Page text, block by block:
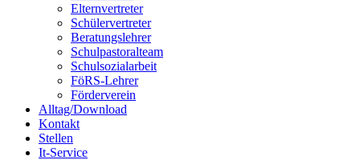
Elternvertreter
Schülervertreter
Beratungslehrer
Schulpastoralteam
Schulsozialarbeit
FöRS-Lehrer
Förderverein
Alltag/Download
Kontakt
Stellen
It-Service